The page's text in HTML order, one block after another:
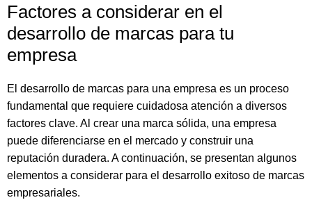
Factores a considerar en el
desarrollo de marcas para tu
empresa
El desarrollo de marcas para una empresa es un proceso
fundamental que requiere cuidadosa atención a diversos
factores clave. Al crear una marca sólida, una empresa
puede diferenciarse en el mercado y construir una
reputación duradera. A continuación, se presentan algunos
elementos a considerar para el desarrollo exitoso de marcas
empresariales.